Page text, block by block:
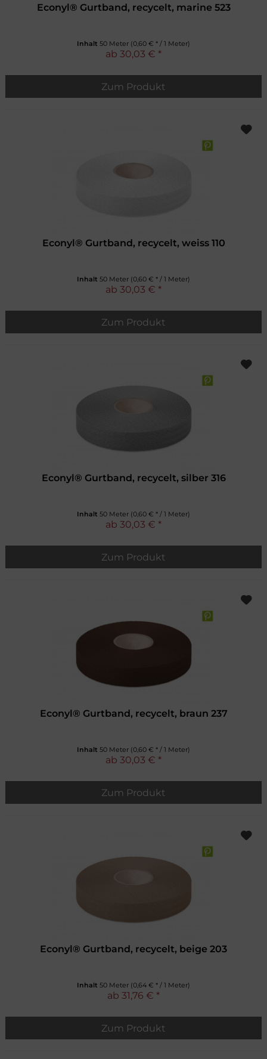
Econyl® Gurtband, recycelt, marine 523
Inhalt 50 Meter (0,60 € * / 1 Meter)
ab 30,03 € *
Zum Produkt
Econyl® Gurtband, recycelt, weiss 110
Inhalt 50 Meter (0,60 € * / 1 Meter)
ab 30,03 € *
Zum Produkt
Econyl® Gurtband, recycelt, silber 316
Inhalt 50 Meter (0,60 € * / 1 Meter)
ab 30,03 € *
Zum Produkt
Econyl® Gurtband, recycelt, braun 237
Inhalt 50 Meter (0,60 € * / 1 Meter)
ab 30,03 € *
Zum Produkt
Econyl® Gurtband, recycelt, beige 203
Inhalt 50 Meter (0,64 € * / 1 Meter)
ab 31,76 € *
Zum Produkt